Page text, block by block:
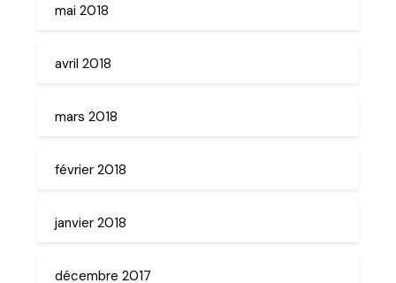
mai 2018
avril 2018
mars 2018
février 2018
janvier 2018
décembre 2017